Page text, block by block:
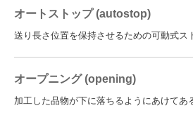
オートストップ (autostop)
送り長さ位置を保持させるための可動式ス
オープニング (opening)
加工した品物が下に落ちるようにあけてあ